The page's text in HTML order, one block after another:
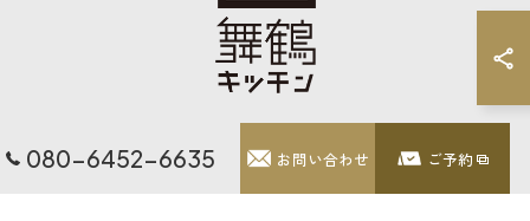
080-6452-6635 お問い合わせ ご予約
© 2026 福岡県天神のレストランなら舞鶴キッチン ALL RIGHTS RESERVED.